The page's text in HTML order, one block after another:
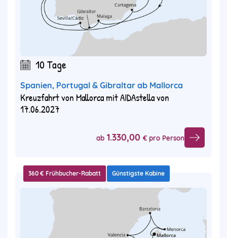
10 Tage
Spanien, Portugal & Gibraltar ab Mallorca
Kreuzfahrt von Mallorca mit AIDAstella von
17.06.2027
ab 1.330,00 € pro Person
360 € Frühbucher-Rabatt Günstigste Kabine